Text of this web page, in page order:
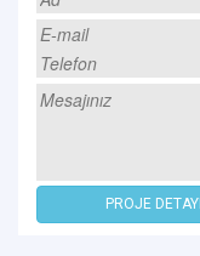
PROJE DETAYI